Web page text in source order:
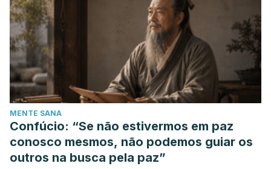
MENTE SANA
Confúcio: “Se não estivermos em paz
conosco mesmos, não podemos guiar os
outros na busca pela paz”